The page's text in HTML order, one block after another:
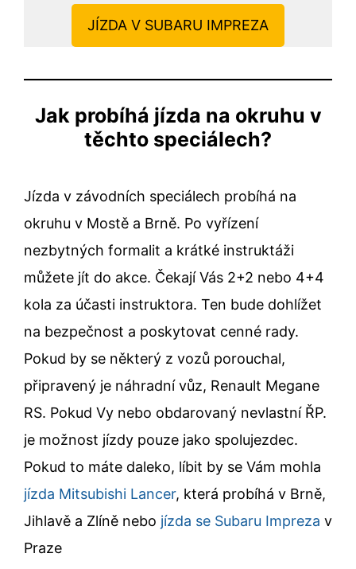
JÍZDA V SUBARU IMPREZA
Jak probíhá jízda na okruhu v
těchto speciálech?
Jízda v závodních speciálech probíhá na
okruhu v Mostě a Brně. Po vyřízení
nezbytných formalit a krátké instruktáži
můžete jít do akce. Čekají Vás 2+2 nebo 4+4
kola za účasti instruktora. Ten bude dohlížet
na bezpečnost a poskytovat cenné rady.
Pokud by se některý z vozů porouchal,
připravený je náhradní vůz, Renault Megane
RS. Pokud Vy nebo obdarovaný nevlastní ŘP.
je možnost jízdy pouze jako spolujezdec.
Pokud to máte daleko, líbit by se Vám mohla
jízda Mitsubishi Lancer, která probíhá v Brně,
Jihlavě a Zlíně nebo jízda se Subaru Impreza v
Praze